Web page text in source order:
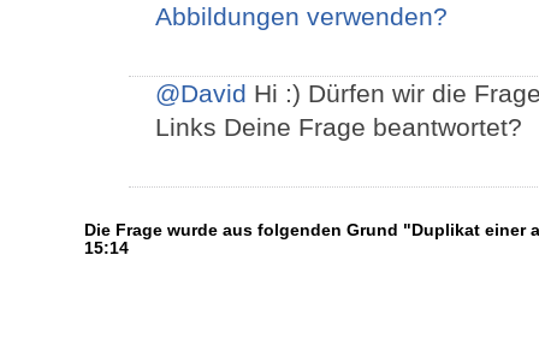
Abbildungen verwenden?
@David Hi :) Dürfen wir die
Links Deine Frage beantwortet?
Die Frage wurde aus folgenden Grund "Duplikat einer
15:14